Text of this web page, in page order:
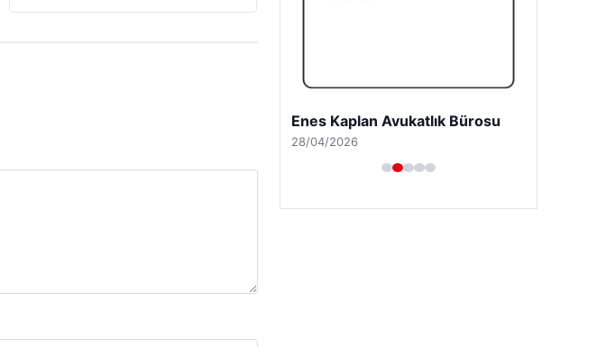
Enes Kaplan Avukatlık Bürosu
28/04/2026